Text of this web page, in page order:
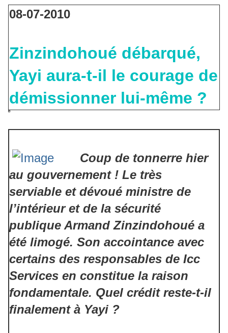
08-07-2010
Zinzindohoué débarqué,
Yayi aura-t-il le courage de
démissionner lui-même ?
Coup de tonnerre hier
au gouvernement ! Le très
serviable et dévoué ministre de
l’intérieur et de la sécurité
publique Armand Zinzindohoué a
été limogé. Son accointance avec
certains des responsables de Icc
Services en constitue la raison
fondamentale. Quel crédit reste-t-il
finalement à Yayi ?